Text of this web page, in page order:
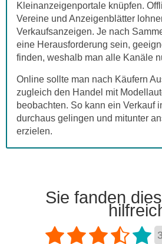
Kleinanzeigenportale knüpfen.
Vereine und Anzeigenblätter
Verkaufsanzeigen. Je nach
eine Herausforderung sein,
finden, weshalb man alle Kanäle
Online sollte man nach Käufern
zugleich den Handel mit
beobachten. So kann ein Verkauf
durchaus gelingen und mitunter
erzielen.
Sie fanden